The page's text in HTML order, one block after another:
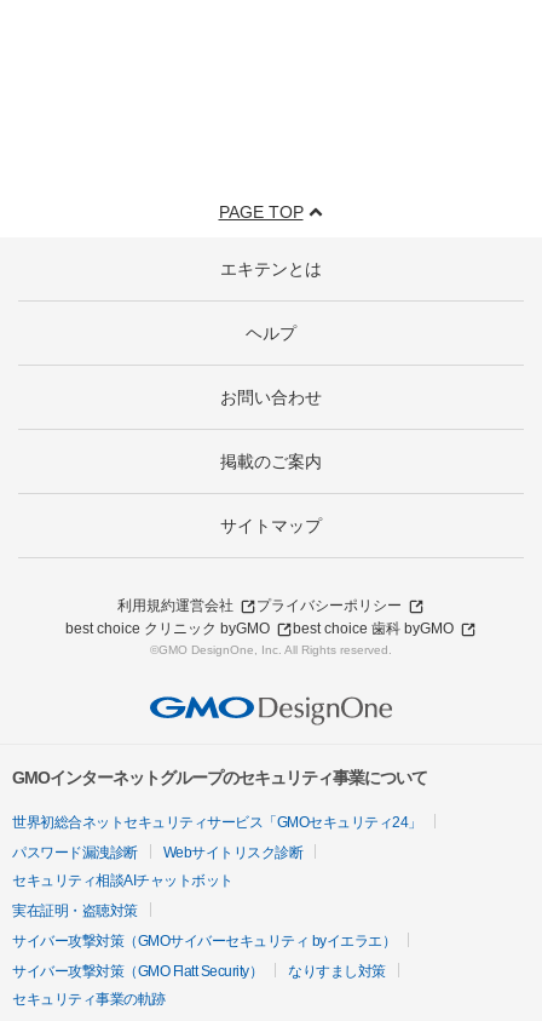
PAGE TOP
エキテンとは
ヘルプ
お問い合わせ
掲載のご案内
サイトマップ
利用規約運営会社
プライバシーポリシー
best choice クリニック byGMO
best choice 歯科 byGMO
©GMO DesignOne, Inc. All Rights reserved.
GMOインターネットグループのセキュリティ事業について
世界初総合ネットセキュリティサービス「GMOセキュリティ24」
パスワード漏洩診断
Webサイトリスク診断
セキュリティ相談AIチャットボット
実在証明・盗聴対策
サイバー攻撃対策（GMOサイバーセキュリティ byイエラエ）
サイバー攻撃対策（GMO Flatt Security）
なりすまし対策
セキュリティ事業の軌跡